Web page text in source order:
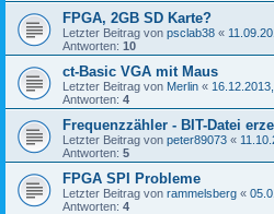
FPGA, 2GB SD Karte?
Letzter Beitrag von psclab38 «
Antworten: 10
ct-Basic VGA mit Maus
Letzter Beitrag von Merlin «
Antworten: 4
Frequenzzähler - BIT-Datei
Letzter Beitrag von peter89073 «
Antworten: 5
FPGA SPI Probleme
Letzter Beitrag von rammelsberg «
Antworten: 4